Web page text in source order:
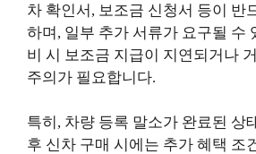
차 확인서, 보조금 신청서 등이 반
하며, 일부 추가 서류가 요구될 수
비 시 보조금 지급이 지연되거나
주의가 필요합니다.
특히, 차량 등록 말소가 완료된 상
후 신차 구매 시에는 추가 혜택 조